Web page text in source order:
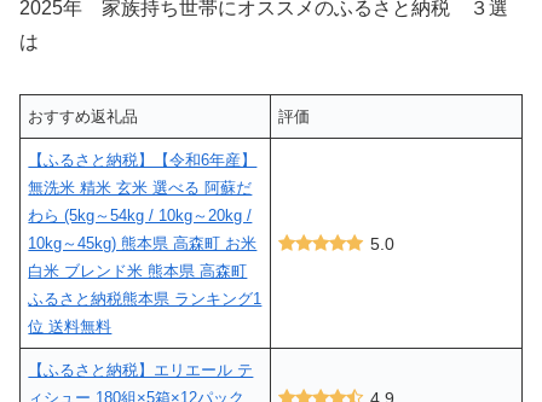
2025年 家族持ち世帯にオススメのふるさと納税 ３選
は
おすすめ返礼品 評価
【ふるさと納税】【令和6年産】
無洗米 精米 玄米 選べる 阿蘇だ
わら (5kg～54kg / 10kg～20kg /
10kg～45kg) 熊本県 高森町 お米
白米 ブレンド米 熊本県 高森町
ふるさと納税熊本県 ランキング1
位 送料無料
5.0
【ふるさと納税】エリエール テ
ィシュー 180組×5箱×12パック